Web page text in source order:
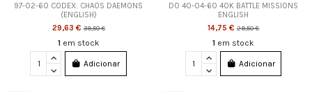
97-02-60 CODEX: CHAOS DAEMONS
(ENGLISH)
29,63 €39,50 €
1 em stock
Adicionar
DO 40-04-60 40K BATTLE MISSIONS
ENGLISH
14,75 €29,50 €
1 em stock
Adicionar